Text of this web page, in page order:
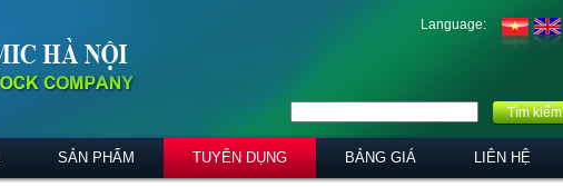
Language:
Tìm kiếm
SẢN PHẨM TUYỂN DỤNG BẢNG GIÁ LIÊN HỆ